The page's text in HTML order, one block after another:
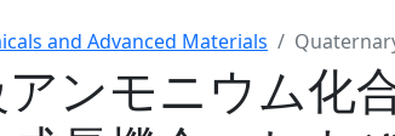
and Advanced Materials
ンモニウム化